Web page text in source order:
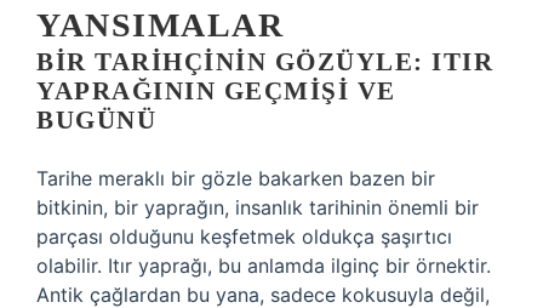
YANSIMALAR
BIR TARIHÇININ GÖZÜYLE: ITIR
YAPRAĞININ GEÇMIŞI VE
BUGÜNÜ
Tarihe meraklı bir gözle bakarken bazen bir
bitkinin, bir yaprağın, insanlık tarihinin önemli bir
parçası olduğunu keşfetmek oldukça şaşırtıcı
olabilir. Itır yaprağı, bu anlamda ilginç bir örnektir.
Antik çağlardan bu yana, sadece kokusuyla değil,